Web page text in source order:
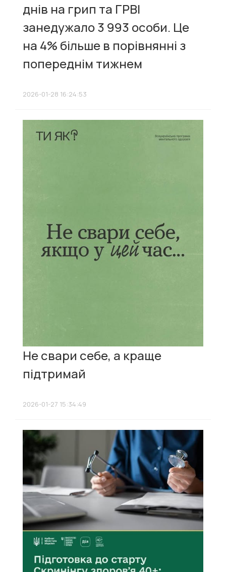
днів на грип та ГРВІ
занедужало 3 993 особи. Це
на 4% більше в порівнянні з
попереднім тижнем
2026-01-28 16:24:53
Не свари себе, а краще
підтримай
2026-01-27 15:34:49